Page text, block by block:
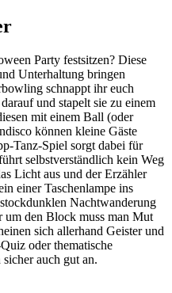
Party festsitzen? Diese
Unterhaltung bringen
schnappt ihr euch
und stapelt sie zu einem
mit einem Ball (oder
können kleine Gäste
Tanz-Spiel sorgt dabei für
selbstverständlich kein Weg
Licht aus und der Erzähler
einer Taschenlampe ins
Nachtwanderung
um den Block muss man Mut
sich allerhand Geister und
oder thematische
auch gut an.